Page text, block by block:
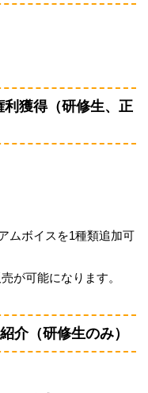
獲得（研修生、正
ムボイスを1種類追加可
が可能になります。
介（研修生のみ）